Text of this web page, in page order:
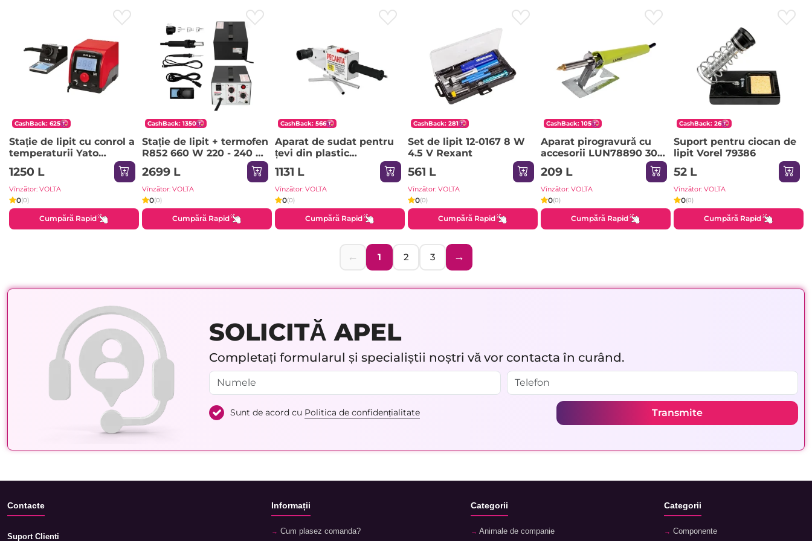
CashBack: 625
Stație de lipit cu conrol a
temperaturii Yato
YT82456 75 W 220 - 240
V 200 - 480 °С
1250 L
Vînzător: VOLTA
0(0)
Cumpără Rapid
CashBack: 1350
Stație de lipit + termofen
R852 660 W 220 - 240 V
100 - 480 °C Rexant
2699 L
Vînzător: VOLTA
0(0)
Cumpără Rapid
CashBack: 566
Aparat de sudat pentru
țevi din plastic
АСПТ-2000 2000 W 220
- 240 V 0-300°C
RESANTA
1131 L
Vînzător: VOLTA
0(0)
Cumpără Rapid
CashBack: 281
Set de lipit 12-0167 8 W
4.5 V Rexant
561 L
Vînzător: VOLTA
0(0)
Cumpără Rapid
CashBack: 105
Aparat pirogravură cu
accesorii LUN78890 30
W 220 - 240 V 400 °С
Lund
209 L
Vînzător: VOLTA
0(0)
Cumpără Rapid
CashBack: 26
Suport pentru ciocan de
lipit Vorel 79386
52 L
Vînzător: VOLTA
0(0)
Cumpără Rapid
← 1 2 3 →
SOLICITĂ APEL
Completați formularul și specialiștii noștri vă vor contacta în curând.
Sunt de acord cu Politica de confidențialitate Transmite
Contacte
Suport Clienti
Informații
Cum plasez comanda?
Categorii
Animale de companie
Categorii
Componente